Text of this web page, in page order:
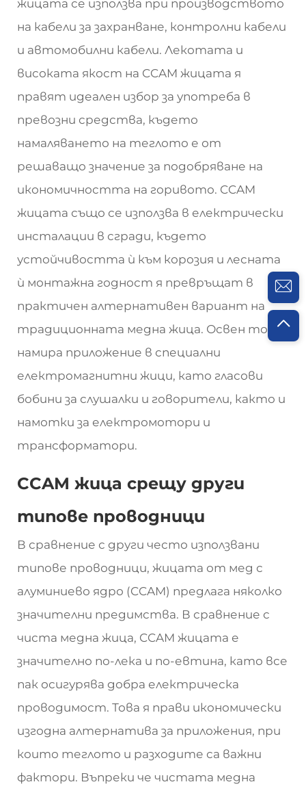
жицата се използва при производството
на кабели за захранване, контролни кабели
и автомобилни кабели. Лекотата и
високата якост на CCAM жицата я
правят идеален избор за употреба в
превозни средства, където
намаляването на теглото е от
решаващо значение за подобряване на
икономичността на горивото. CCAM
жицата също се използва в електрически
инсталации в сгради, където
устойчивостта ѝ към корозия и лесната
ѝ монтажна годност я превръщат в
практичен алтернативен вариант на
традиционната медна жица. Освен това,
намира приложение в специални
електромагнитни жици, като гласови
бобини за слушалки и говорители, както и
намотки за електромотори и
трансформатори.
CCAM жица срещу други
типове проводници
В сравнение с други често използвани
типове проводници, жицата от мед с
алуминиево ядро (CCAM) предлага няколко
значителни предимства. В сравнение с
чиста медна жица, CCAM жицата е
значително по-лека и по-евтина, като все
пак осигурява добра електрическа
проводимост. Това я прави икономически
изгодна алтернатива за приложения, при
които теглото и разходите са важни
фактори. Въпреки че чистата медна